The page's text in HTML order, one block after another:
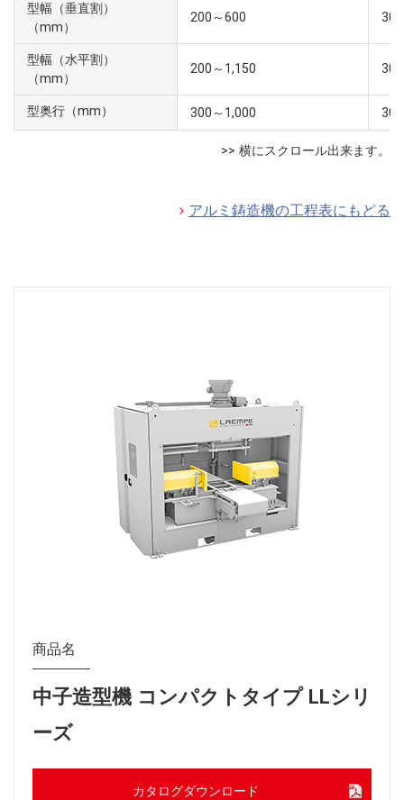
型幅（垂直割）
（mm）
200～600
型幅（水平割）
（mm）
200～1,150
型奥行（mm） 300～1,000
アルミ鋳造機の工程表にもどる
商品名
中子造型機 コンパクトタイプ LLシリ
ーズ
カタログダウンロード